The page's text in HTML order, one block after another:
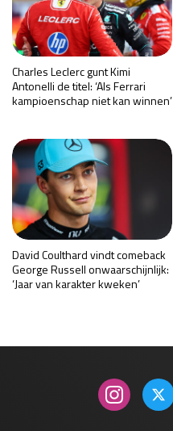
Charles Leclerc gunt Kimi
Antonelli de titel: ‘Als Ferrari
kampioenschap niet kan winnen’
David Coulthard vindt comeback
George Russell onwaarschijnlijk:
‘Jaar van karakter kweken’